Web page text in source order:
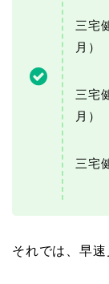
三宅
月）
三宅
月）
三宅
それでは、早速